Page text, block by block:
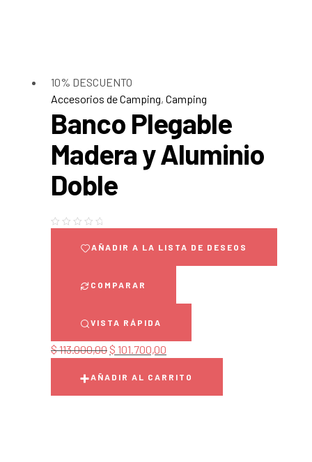
10% DESCUENTO
Accesorios de Camping, Camping
Banco Plegable
Madera y Aluminio
Doble
AÑADIR A LA LISTA DE DESEOS
COMPARAR
VISTA RÁPIDA
$113.000,00 $ 101.700,00
AÑADIR AL CARRITO